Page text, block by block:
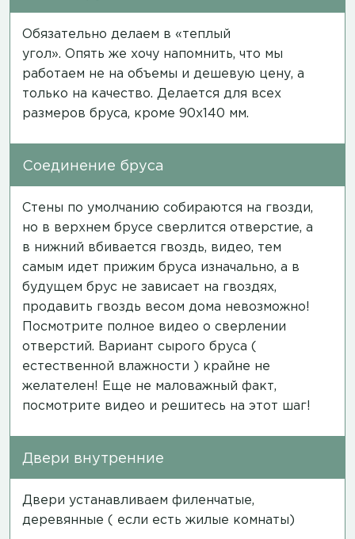
Обязательно делаем в «теплый
угол». Опять же хочу напомнить, что мы
работаем не на объемы и дешевую цену, а
только на качество. Делается для всех
размеров бруса, кроме 90х140 мм.
Соединение бруса
Стены по умолчанию собираются на гвозди,
но в верхнем брусе сверлится отверстие, а
в нижний вбивается гвоздь, видео, тем
самым идет прижим бруса изначально, а в
будущем брус не зависает на гвоздях,
продавить гвоздь весом дома невозможно!
Посмотрите полное видео о сверлении
отверстий. Вариант сырого бруса (
естественной влажности ) крайне не
желателен! Еще не маловажный факт,
посмотрите видео и решитесь на этот шаг!
Двери внутренние
Двери устанавливаем филенчатые,
деревянные ( если есть жилые комнаты)